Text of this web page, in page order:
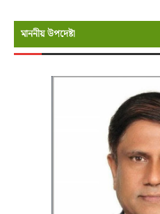
মাননীয় উপদেষ্টা